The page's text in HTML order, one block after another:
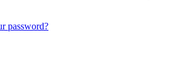
password?